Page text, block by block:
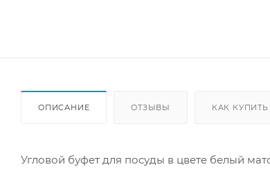
ОПИСАНИЕ ОТЗЫВЫ КАК КУПИТЬ
Угловой буфет для посуды в цвете белый